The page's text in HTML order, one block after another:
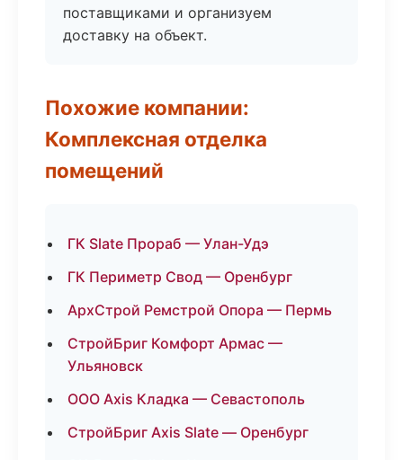
поставщиками и организуем
доставку на объект.
Похожие компании:
Комплексная отделка
помещений
ГК Slate Прораб — Улан-Удэ
ГК Периметр Свод — Оренбург
АрхСтрой Ремстрой Опора — Пермь
СтройБриг Комфорт Армас —
Ульяновск
ООО Axis Кладка — Севастополь
СтройБриг Axis Slate — Оренбург